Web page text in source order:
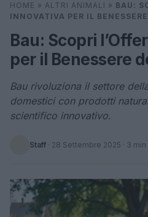
Cerca
HOME » ALTRI ANIMALI » BAU:
INNOVATIVA PER IL
Bau: Scopri
per il Benessere
Bau rivoluziona il settore
domestici con prodotti
scientifico innovativo.
Staff · 28 Settembre 2025 · 3 min